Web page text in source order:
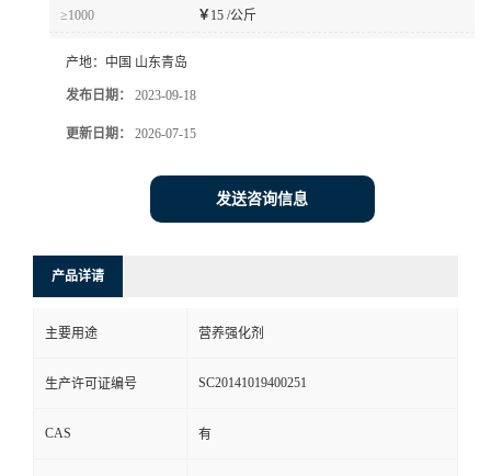
≥1000 ￥ 15 /公斤
产地： 中国 山东青岛
发布日期： 2023-09-18
更新日期： 2026-07-15
发送咨询信息
产品详请
主要用途 营养强化剂
生产许可证编号 SC20141019400251
CAS 有